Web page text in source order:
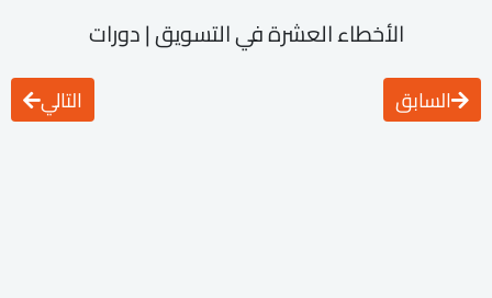
الأخطاء العشرة في التسويق | دورات
السابق التالي